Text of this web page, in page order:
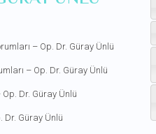
– Op. Dr. Güray Ünlü
– Op. Dr. Güray Ünlü
Dr. Güray Ünlü
Dr. Güray Ünlü